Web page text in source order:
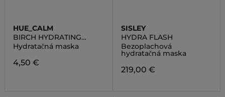
HUE_CALM
BIRCH HYDRATING
MASK
Hydratačná maska
4,50 €
SISLEY
HYDRA FLASH
Bezoplachová
hydratačná maska
219,00 €